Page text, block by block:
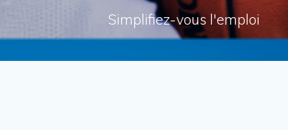
Simplifiez-vous l'emploi